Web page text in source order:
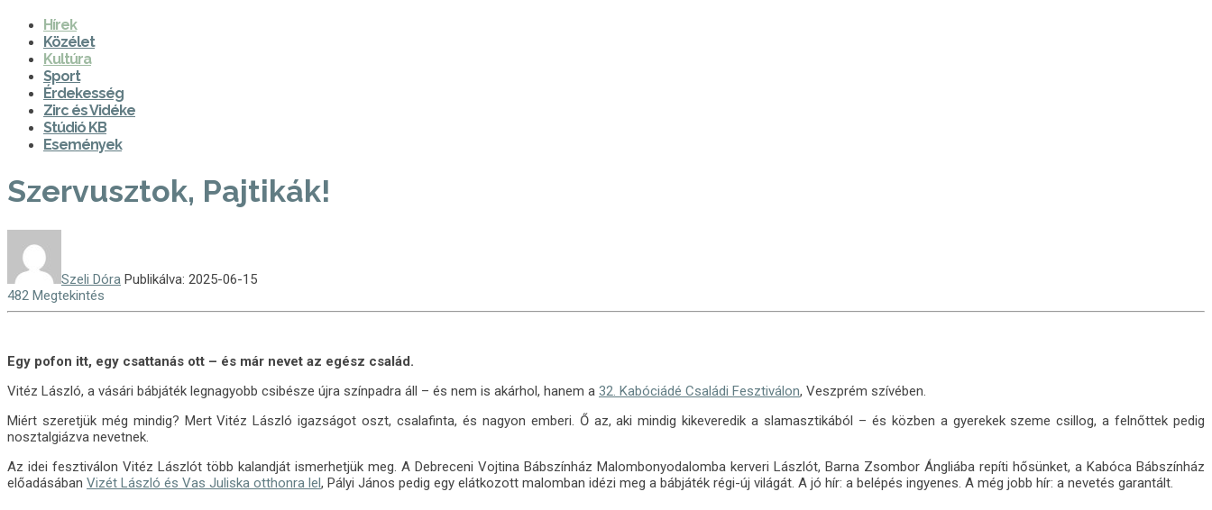
Hírek
Közélet
Kultúra
Sport
Érdekesség
Zirc és Vidéke
Stúdió KB
Események
Szervusztok, Pajtikák!
Szeli Dóra Publikálva: 2025-06-15
482 Megtekintés
Egy pofon itt, egy csattanás ott – és már nevet az egész család.
Vitéz László, a vásári bábjáték legnagyobb csibésze újra színpadra áll – és nem is akárhol, hanem a 32. Kabóciádé Családi Fesztiválon, Veszprém szívében.
Miért szeretjük még mindig? Mert Vitéz László igazságot oszt, csalafinta, és nagyon emberi. Ő az, aki mindig kikeveredik a slamasztikából – és közben a gyerekek szeme csillog, a felnőttek pedig
nosztalgiázva nevetnek.
Az idei fesztiválon Vitéz Lászlót több kalandját ismerhetjük meg. A Debreceni Vojtina Bábszínház Malombonyodalomba kerveri Lászlót, Barna Zsombor Ángliába repíti hősünket, a Kabóca Bábszínház
előadásában Vizét László és Vas Juliska otthonra lel, Pályi János pedig egy elátkozott malomban idézi meg a bábjáték régi-új világát. A jó hír: a belépés ingyenes. A még jobb hír: a nevetés garantált.